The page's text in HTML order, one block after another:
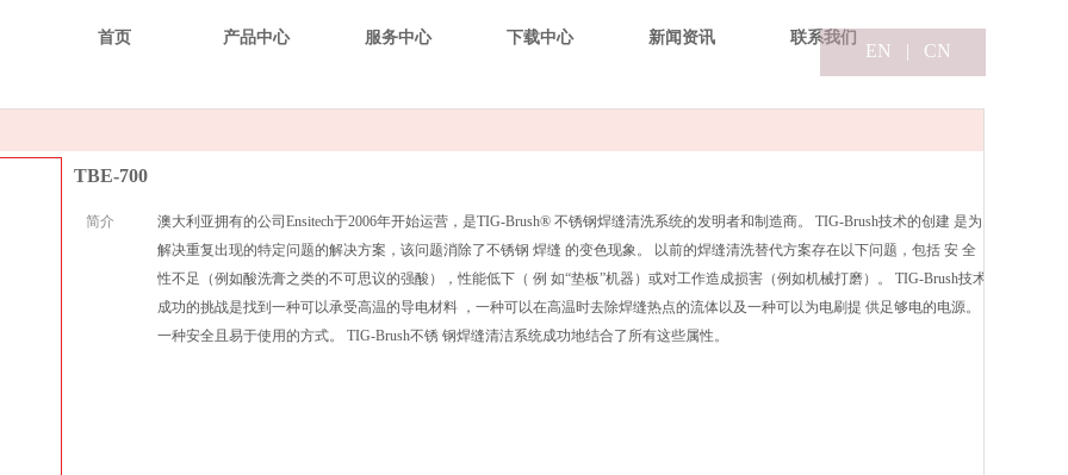
EN | CN
首页 产品中心 服务中心 下载中心 新闻资讯 联系我们
TBE-700
简介
澳大利亚拥有的公司Ensitech于2006年开始运营，是TIG-Brush® 不锈钢焊缝清洗系统的发明者和制造商。 TIG-Brush技术的创建 是为
解决重复出现的特定问题的解决方案，该问题消除了不锈钢 焊缝 的变色现象。 以前的焊缝清洗替代方案存在以下问题，包括 安 全
性不足（例如酸洗膏之类的不可思议的强酸），性能低下（ 例 如“垫板”机器）或对工作造成损害（例如机械打磨）。 TIG-Brush技术
成功的挑战是找到一种可以承受高温的导电材料 ，一种可以在高温时去除焊缝热点的流体以及一种可以为电刷提 供足够电的电源。
一种安全且易于使用的方式。 TIG-Brush不锈 钢焊缝清洁系统成功地结合了所有这些属性。